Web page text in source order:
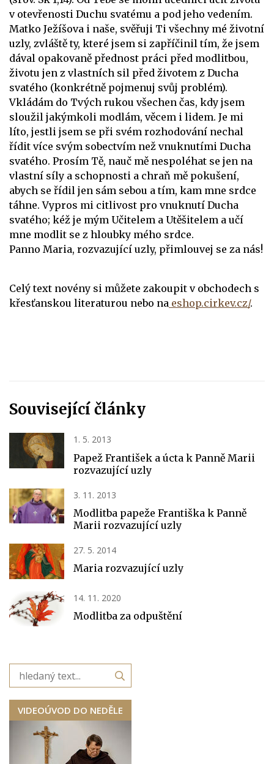
v otevřenosti Duchu svatému a pod jeho vedením.
Matko Ježíšova i naše, svěřuji Ti všechny mé životní
uzly, zvláště ty, které jsem si zapříčinil tím, že jsem
dával opakovaně přednost práci před modlitbou,
životu jen z vlastních sil před životem z Ducha
svatého (konkrétně pojmenuj svůj problém).
Vkládám do Tvých rukou všechen čas, kdy jsem
sloužil jakýmkoli modlám, věcem i lidem. Je mi
líto, jestli jsem se při svém rozhodování nechal
řídit více svým sobectvím než vnuknutími Ducha
svatého. Prosím Tě, nauč mě nespoléhat se jen na
vlastní síly a schopnosti a chraň mě pokušení,
abych se řídil jen sám sebou a tím, kam mne srdce
táhne. Vypros mi citlivost pro vnuknutí Ducha
svatého; kéž je mým Učitelem a Utěšitelem a učí
mne modlit se z hloubky mého srdce.
Panno Maria, rozvazující uzly, přimlouvej se za nás!
Celý text novény si můžete zakoupit v obchodech s
křesťanskou literaturou nebo na eshop.cirkev.cz/.
Související články
1. 5. 2013
Papež František a úcta k Panně Marii
rozvazující uzly
3. 11. 2013
Modlitba papeže Františka k Panně
Marii rozvazující uzly
27. 5. 2014
Maria rozvazující uzly
14. 11. 2020
Modlitba za odpuštění
VIDEOÚVOD DO NEDĚLE